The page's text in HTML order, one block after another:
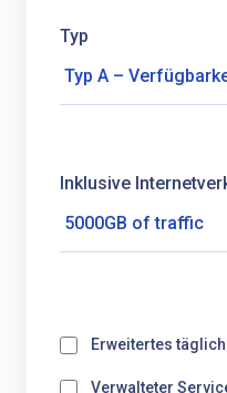
Typ
Inklusive
Erweitertes
Verwalteter